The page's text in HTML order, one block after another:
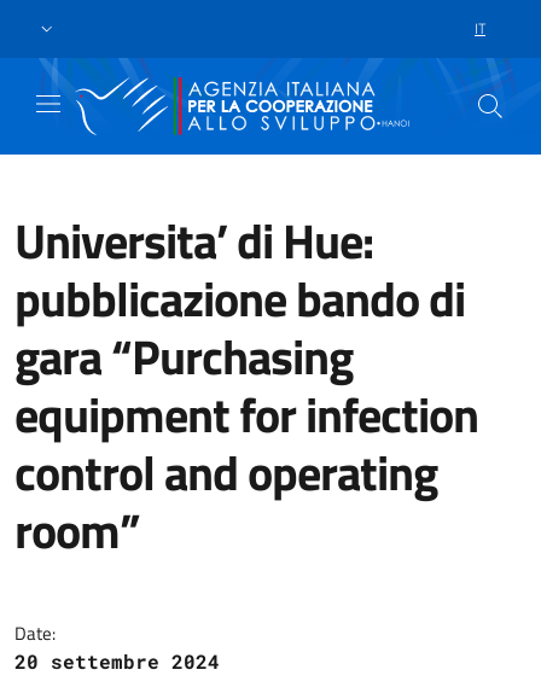
IT
Universita’ di Hue:
pubblicazione bando di
gara “Purchasing
equipment for infection
control and operating
room”
Date:
20 settembre 2024